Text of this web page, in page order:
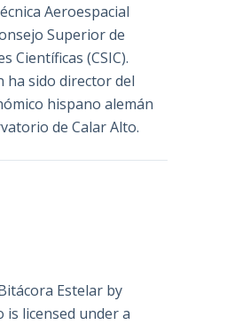
Aeroespacial
Superior de
Científicas (CSIC).
ha sido director del
hispano alemán
de Calar Alto.
Estelar by
is licensed under a